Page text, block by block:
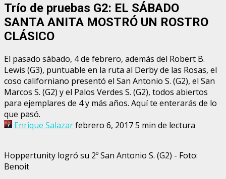
Trío de pruebas G2: EL SÁBADO
SANTA ANITA MOSTRÓ UN ROSTRO
CLÁSICO
El pasado sábado, 4 de febrero, además del Robert B.
Lewis (G3), puntuable en la ruta al Derby de las Rosas, el
coso californiano presentó el San Antonio S. (G2), el San
Marcos S. (G2) y el Palos Verdes S. (G2), todos abiertos
para ejemplares de 4 y más años. Aquí te enterarás de lo
que pasó.
Enrique Salazarfebrero 6, 20175 min de lectura
Hoppertunity logró su 2º San Antonio S. (G2) - Foto:
Benoit